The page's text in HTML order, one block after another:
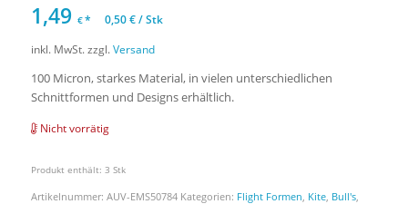
1,49 €* 0,50€/Stk
inkl. MwSt. zzgl. Versand
100 Micron, starkes Material, in vielen unterschiedlichen
Schnittformen und Designs erhältlich.
Nicht vorrätig
Produkt enthält: 3 Stk
Artikelnummer: AUV-EMS50784 Kategorien: Flight Formen Kite, Bull's,